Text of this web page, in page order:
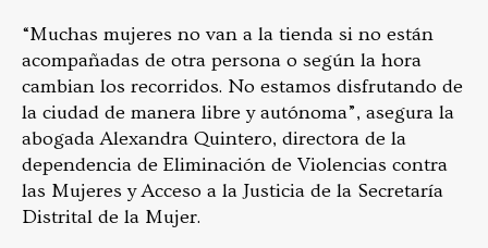
“Muchas mujeres no van a la tienda si no están
acompañadas de otra persona o según la hora
cambian los recorridos. No estamos disfrutando de
la ciudad de manera libre y autónoma”, asegura la
abogada Alexandra Quintero, directora de la
dependencia de Eliminación de Violencias contra
las Mujeres y Acceso a la Justicia de la Secretaría
Distrital de la Mujer.